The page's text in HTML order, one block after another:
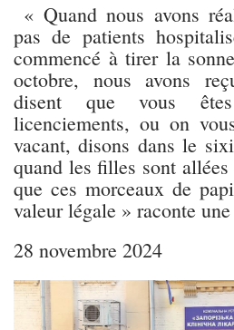
« Quand nous avons
pas de patients
commencé à tirer la
octobre, nous avons
disent que vous
licenciements, ou on
vacant, disons dans le
quand les filles sont
que ces morceaux de
valeur légale » raconte
28 novembre 2024